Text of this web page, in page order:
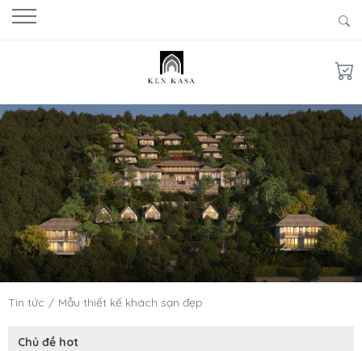
Tin tức Mẫu thiết kế khách sạn đẹp
Chủ đề hot